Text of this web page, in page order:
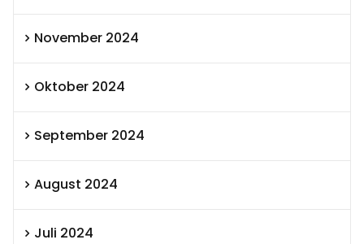
November 2024
Oktober 2024
September 2024
August 2024
Juli 2024